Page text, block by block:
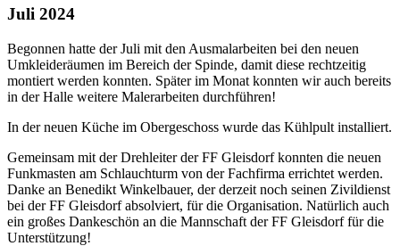
Juli 2024
Begonnen hatte der Juli mit den Ausmalarbeiten bei den neuen
Umkleideräumen im Bereich der Spinde, damit diese rechtzeitig
montiert werden konnten. Später im Monat konnten wir auch bereits
in der Halle weitere Malerarbeiten durchführen!
In der neuen Küche im Obergeschoss wurde das Kühlpult installiert.
Gemeinsam mit der Drehleiter der FF Gleisdorf konnten die neuen
Funkmasten am Schlauchturm von der Fachfirma errichtet werden.
Danke an Benedikt Winkelbauer, der derzeit noch seinen Zivildienst
bei der FF Gleisdorf absolviert, für die Organisation. Natürlich auch
ein großes Dankeschön an die Mannschaft der FF Gleisdorf für die
Unterstützung!